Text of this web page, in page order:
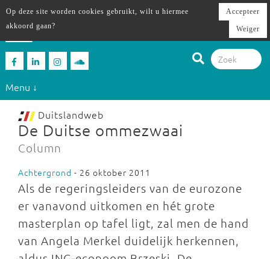
Menu ↓
Duitslandweb
De Duitse ommezwaai
Column
Achtergrond - 26 oktober 2011
Als de regeringsleiders van de eurozone
er vanavond uitkomen en hét grote
masterplan op tafel ligt, zal men de hand
van Angela Merkel duidelijk herkennen,
Op deze site worden cookies gebruikt, wilt u hiermee
akkoord gaan?
Accepteer
Weiger